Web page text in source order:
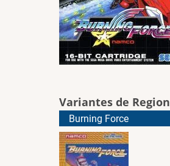
Variantes de Region
Burning Force